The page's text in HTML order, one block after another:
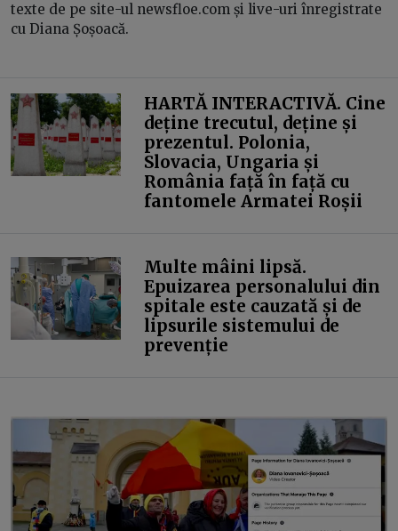
texte de pe site-ul newsfloe.com și live-uri înregistrate
cu Diana Șoșoacă.
HARTĂ INTERACTIVĂ. Cine
deține trecutul, deține și
prezentul. Polonia,
Slovacia, Ungaria și
România față în față cu
fantomele Armatei Roșii
Multe mâini lipsă.
Epuizarea personalului din
spitale este cauzată și de
lipsurile sistemului de
prevenție